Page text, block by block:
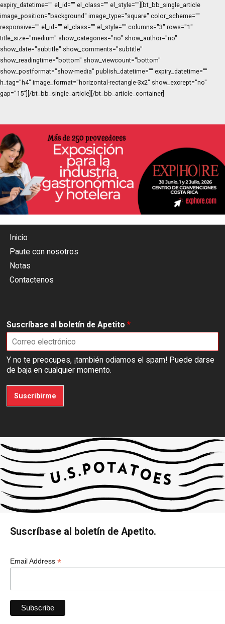
expiry_datetime="" el_id="" el_class="" el_style=""][bt_bb_single_article
image_position="background" image_type="square" color_scheme=""
responsive="" el_id="" el_class="" el_style="" columns="3" rows="1"
title_size="medium" show_categories="no" show_author="no"
show_date="subtitle" show_comments="subtitle"
show_readingtime="bottom" show_viewcount="bottom"
show_postformat="show-media" publish_datetime="" expiry_datetime=""
h_tag="h4" image_format="horizontal-rectangle-3x2" show_excrept="no"
gap="15"][/bt_bb_single_article][/bt_bb_article_container]
Inicio
Paute con nosotros
Notas
Contactenos
Suscríbase al boletín de Apetito *
Y no te preocupes, ¡también odiamos el spam! Puede darse
de baja en cualquier momento.
Suscribirme
Suscríbase al boletín de Apetito.
Email Address *